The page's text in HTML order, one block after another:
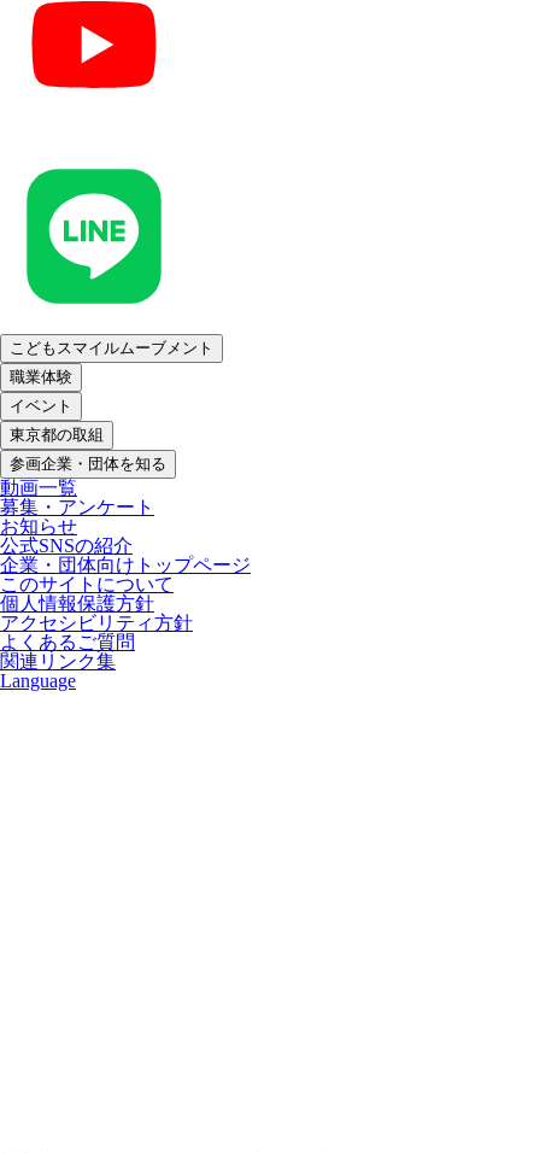
こどもスマイルムーブメント
職業体験
イベント
東京都の取組
参画企業・団体を知る
動画一覧
募集・アンケート
お知らせ
公式SNSの紹介
企業・団体向けトップページ
このサイトについて
個人情報保護方針
アクセシビリティ方針
よくあるご質問
関連リンク集
Language